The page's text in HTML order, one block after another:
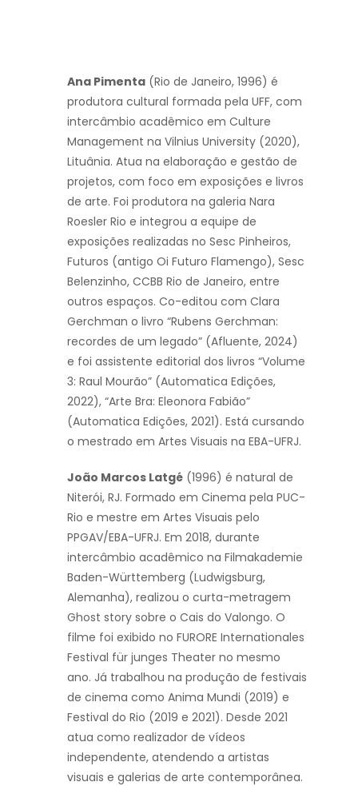
Ana Pimenta (Rio de Janeiro, 1996) é
produtora cultural formada pela UFF, com
intercâmbio acadêmico em Culture
Management na Vilnius University (2020),
Lituânia. Atua na elaboração e gestão de
projetos, com foco em exposições e livros
de arte. Foi produtora na galeria Nara
Roesler Rio e integrou a equipe de
exposições realizadas no Sesc Pinheiros,
Futuros (antigo Oi Futuro Flamengo), Sesc
Belenzinho, CCBB Rio de Janeiro, entre
outros espaços. Co-editou com Clara
Gerchman o livro “Rubens Gerchman:
recordes de um legado” (Afluente, 2024)
e foi assistente editorial dos livros “Volume
3: Raul Mourão” (Automatica Edições,
2022), “Arte Bra: Eleonora Fabião”
(Automatica Edições, 2021). Está cursando
o mestrado em Artes Visuais na EBA-UFRJ.
João Marcos Latgé (1996) é natural de
Niterói, RJ. Formado em Cinema pela PUC-
Rio e mestre em Artes Visuais pelo
PPGAV/EBA-UFRJ. Em 2018, durante
intercâmbio acadêmico na Filmakademie
Baden-Württemberg (Ludwigsburg,
Alemanha), realizou o curta-metragem
Ghost story sobre o Cais do Valongo. O
filme foi exibido no FURORE Internationales
Festival für junges Theater no mesmo
ano. Já trabalhou na produção de festivais
de cinema como Anima Mundi (2019) e
Festival do Rio (2019 e 2021). Desde 2021
atua como realizador de vídeos
independente, atendendo a artistas
visuais e galerias de arte contemporânea.